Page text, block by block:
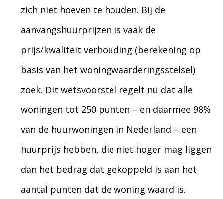
zich niet hoeven te houden. Bij de
aanvangshuurprijzen is vaak de
prijs/kwaliteit verhouding (berekening op
basis van het woningwaarderingsstelsel)
zoek. Dit wetsvoorstel regelt nu dat alle
woningen tot 250 punten – en daarmee 98%
van de huurwoningen in Nederland – een
huurprijs hebben, die niet hoger mag liggen
dan het bedrag dat gekoppeld is aan het
aantal punten dat de woning waard is.